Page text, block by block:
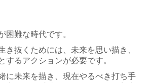
困難な時代です。
き抜くためには、未来を思い描き、
するアクションが必要です。
に未来を描き、現在やるべき打ち手